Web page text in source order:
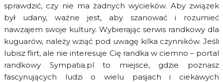
sprawdzić, czy nie ma żadnych wycieków. Aby związek
był udany, ważne jest, aby szanować i rozumieć
nawzajem swoje kultury. Wybierając serwis randkowy dla
kuguarów, należy wziąć pod uwagę kilka czynników. Jeśli
lubisz flirt, ale nie interesuje Cię randka w ciemno – portal
randkowy Sympatia.pl to miejsce, gdzie poznasz
fascynujących ludzi o wielu pasjach i ciekawych